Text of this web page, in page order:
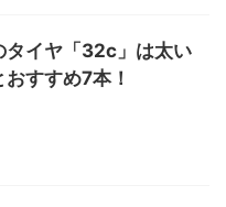
タイヤ「32c」は太い
すすめ7本！